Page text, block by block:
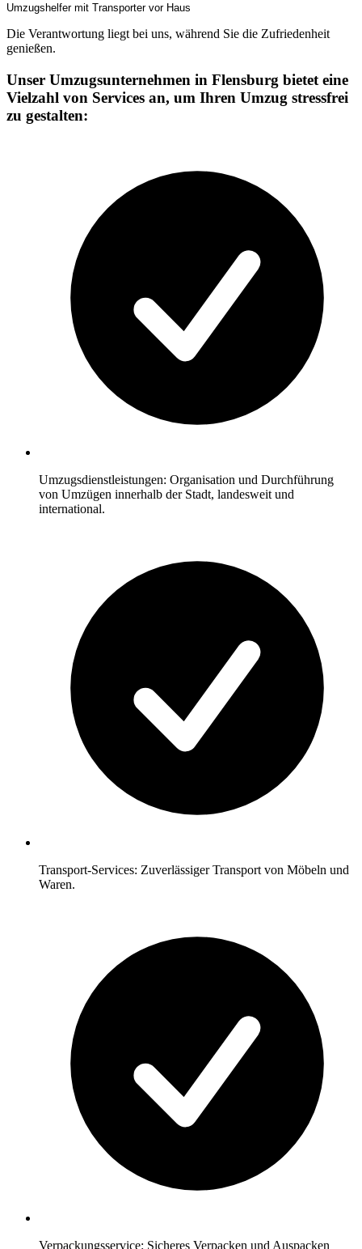
Umzugshelfer mit Transporter vor Haus
Die Verantwortung liegt bei uns, während Sie die Zufriedenheit
genießen.
Unser Umzugsunternehmen in Flensburg bietet eine
Vielzahl von Services an, um Ihren Umzug stressfrei
zu gestalten:
Umzugsdienstleistungen: Organisation und Durchführung
von Umzügen innerhalb der Stadt, landesweit und
international.
Transport-Services: Zuverlässiger Transport von Möbeln und
Waren.
Verpackungsservice: Sicheres Verpacken und Auspacken